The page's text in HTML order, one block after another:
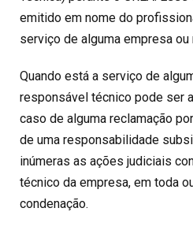
emitido em nome do
serviço de alguma empresa ou
Quando está a serviço de
responsável técnico pode ser
caso de alguma reclamação
de uma responsabilidade
inúmeras as ações judiciais
técnico da empresa, em toda
condenação.